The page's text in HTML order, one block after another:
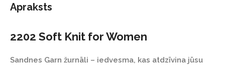
Apraksts
2202 Soft Knit for Women
Sandnes Garn žurnāli – iedvesma, kas atdzīvina jūsu